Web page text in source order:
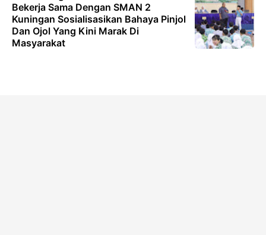
Bekerja Sama Dengan SMAN 2
Kuningan Sosialisasikan Bahaya Pinjol
Dan Ojol Yang Kini Marak Di
Masyarakat